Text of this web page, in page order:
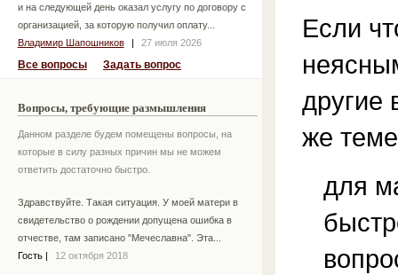
и на следующей день оказал услугу по договору с
организацией, за которую получил оплату...
Владимир Шапошников
| 27 июля 2026
Все вопросы Задать вопрос
Вопросы, требующие размышления
Данном разделе будем помещены вопросы, на
которые в силу разных причин мы не можем
ответить достаточно быстро.
Здравствуйте. Такая ситуация. У моей матери в
свидетельство о рождении допущена ошибка в
отчестве, там записано "Мечеславна". Эта...
Гость
12 октября 2018
Если
другие
же
для